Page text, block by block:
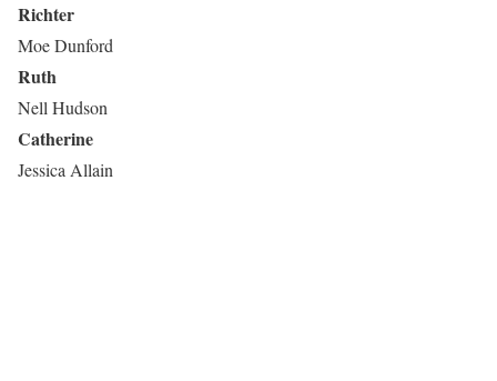
Richter
Moe Dunford
Ruth
Nell Hudson
Catherine
Jessica Allain